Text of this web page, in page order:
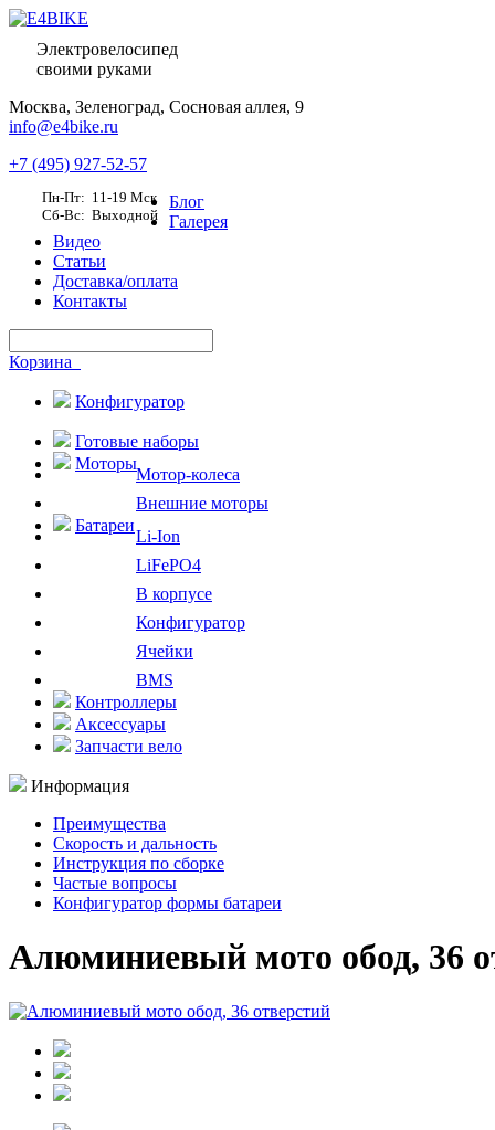
Электровелосипед
своими руками
Москва, Зеленоград, Сосновая аллея, 9
info@e4bike.ru
+7 (495) 927-52-57
Пн-Пт: 11-19 Мск
Сб-Вс: Выходной
Блог
Галерея
Видео
Статьи
Доставка/оплата
Контакты
Корзина
Конфигуратор
Готовые наборы
Моторы
Мотор-колеса
Внешние моторы
Батареи
Li-Ion
LiFePO4
В корпусе
Конфигуратор
Ячейки
BMS
Контроллеры
Аксессуары
Запчасти вело
Информация
Преимущества
Скорость и дальность
Инструкция по сборке
Частые вопросы
Конфигуратор формы батареи
Алюминиевый мото обод, 36